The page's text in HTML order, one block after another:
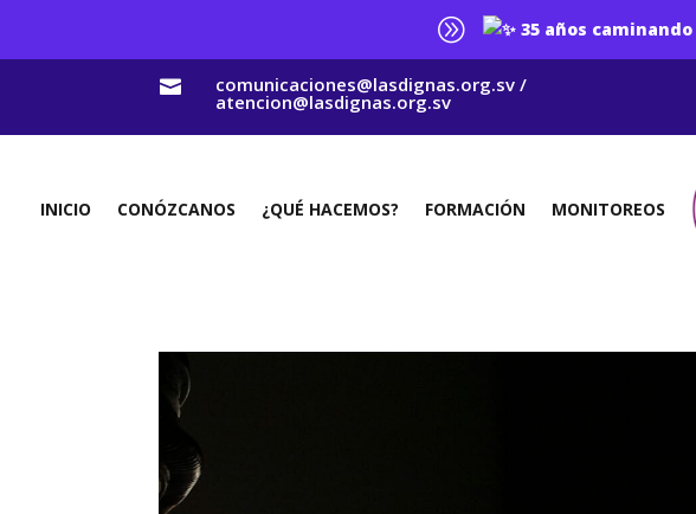
A 35 años
 comunicaciones@lasdignas.org.sv /
atencion@lasdignas.org.sv
INICIO CONÓZCANOS ¿QUÉ HACEMOS? FORMACIÓN MONITOREOS